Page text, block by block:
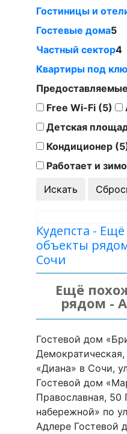
Гостиницы и
Гостевые дома5
Частный сектор4
Квартиры под
Free Wi-Fi (5)
Детская
Кондиционер
Работает и
Кудепста -
объекты
Сочи
Ещё
рядом -
Гостевой дом
«Диана» в Сочи,
Гостевой дом
Православная, 50
набережной» по
Адлере Гостевой